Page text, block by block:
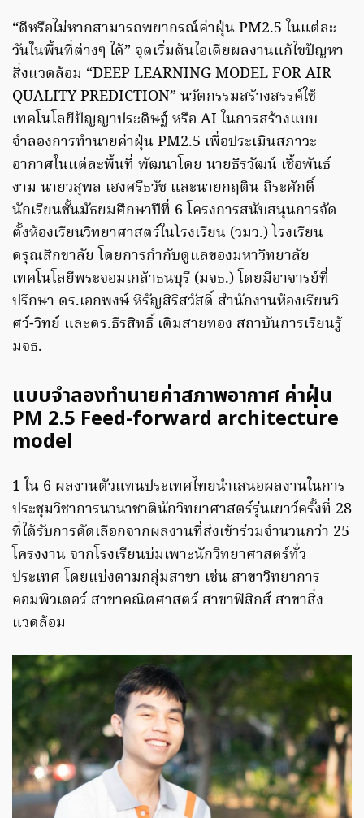
“ดีหรือไม่หากสามารถพยากรณ์ค่าฝุ่น PM2.5 ในแต่ละ
วันในพื้นที่ต่างๆ ได้” จุดเริ่มต้นไอเดียผลงานแก้ไขปัญหา
สิ่งแวดล้อม “DEEP LEARNING MODEL FOR AIR
QUALITY PREDICTION” นวัตกรรมสร้างสรรค์ใช้
เทคโนโลยีปัญญาประดิษฐ์ หรือ AI ในการสร้างแบบ
จำลองการทำนายค่าฝุ่น PM2.5 เพื่อประเมินสภาวะ
อากาศในแต่ละพื้นที่ พัฒนาโดย นายธีรวัฒน์ เชื้อพันธ์
งาม นายวสุพล เฮงศรีธวัช และนายกฤติน ถิระศักดิ์
นักเรียนชั้นมัธยมศึกษาปีที่ 6 โครงการสนับสนุนการจัด
ตั้งห้องเรียนวิทยาศาสตร์ในโรงเรียน (วมว.) โรงเรียน
ดรุณสิกขาลัย โดยการกำกับดูแลของมหาวิทยาลัย
เทคโนโลยีพระจอมเกล้าธนบุรี (มจธ.) โดยมีอาจารย์ที่
ปรึกษา ดร.เอกพงษ์ หิรัญสิริสวัสดิ์ สำนักงานห้องเรียนวิ
ศว์-วิทย์ และดร.ธีรสิทธิ์ เติมสายทอง สถาบันการเรียนรู้
มจธ.
แบบจำลองทำนายค่าสภาพอากาศ ค่าฝุ่น
PM 2.5 Feed-forward architecture
model
1 ใน 6 ผลงานตัวแทนประเทศไทยนำเสนอผลงานในการ
ประชุมวิชาการนานาชาตินักวิทยาศาสตร์รุ่นเยาว์ครั้งที่ 28
ที่ได้รับการคัดเลือกจากผลงานที่ส่งเข้าร่วมจำนวนกว่า 25
โครงงาน จากโรงเรียนบ่มเพาะนักวิทยาศาสตร์ทั่ว
ประเทศ โดยแบ่งตามกลุ่มสาขา เช่น สาขาวิทยาการ
คอมพิวเตอร์ สาขาคณิตศาสตร์ สาขาฟิสิกส์ สาขาสิ่ง
แวดล้อม